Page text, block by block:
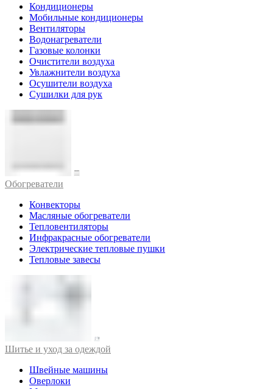
Кондиционеры
Мобильные кондиционеры
Вентиляторы
Водонагреватели
Газовые колонки
Очистители воздуха
Увлажнители воздуха
Осушители воздуха
Сушилки для рук
Обогреватели
Конвекторы
Масляные обогреватели
Тепловентиляторы
Инфракрасные обогреватели
Электрические тепловые пушки
Тепловые завесы
Шитье и уход за одеждой
Швейные машины
Оверлоки